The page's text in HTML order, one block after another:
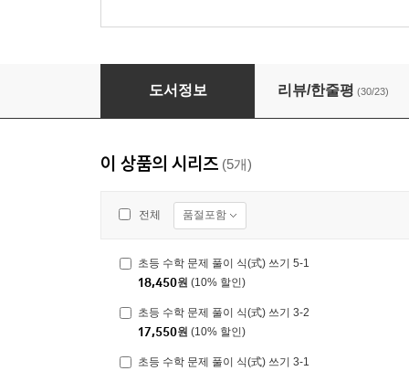
초등 수학 문제 풀이 식(式) 쓰기 4-1
도서정보 리뷰/한줄평 (30/23)
이 상품의 시리즈 (5개)
전체 품절포함
초등 수학 문제 풀이 식(式) 쓰기 5-1
18,450원 (10% 할인)
초등 수학 문제 풀이 식(式) 쓰기 3-2
17,550원 (10% 할인)
초등 수학 문제 풀이 식(式) 쓰기 3-1